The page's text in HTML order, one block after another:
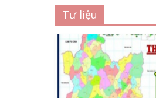
Tư liệu